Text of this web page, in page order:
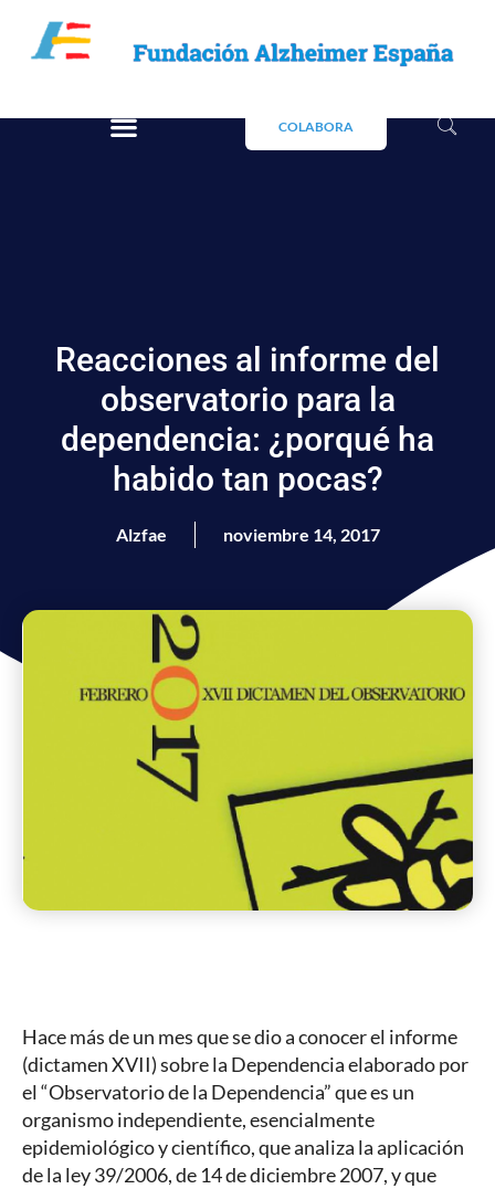
COLABORA
Reacciones al informe del
observatorio para la
dependencia: ¿porqué ha
habido tan pocas?
Alzfae noviembre 14, 2017
Hace más de un mes que se dio a conocer el informe
(dictamen XVII) sobre la Dependencia elaborado por
el “Observatorio de la Dependencia” que es un
organismo independiente, esencialmente
epidemiológico y científico, que analiza la aplicación
de la ley 39/2006, de 14 de diciembre 2007, y que